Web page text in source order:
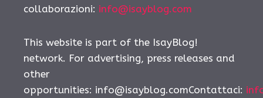
collaborazioni: info@isayblog.com
This website is part of the IsayBlog!
network. For advertising, press releases and
other
opportunities: info@isayblog.comContattaci: